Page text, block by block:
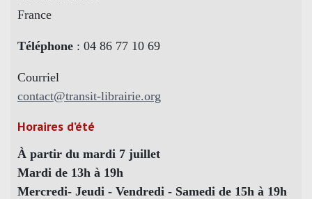
France
Téléphone : 04 86 77 10 69
Courriel
contact@transit-librairie.org
Horaires d’été
À partir du mardi 7 juillet
Mardi de 13h à 19h
Mercredi- Jeudi - Vendredi - Samedi de 15h à 19h